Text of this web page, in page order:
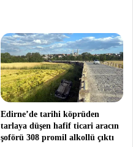
Edirne’de tarihi köprüden
tarlaya düşen hafif ticari aracın
şoförü 308 promil alkollü çıktı